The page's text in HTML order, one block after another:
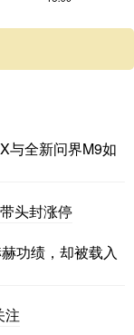
与全新问界M9如
头封涨停
功绩，却被载入
注